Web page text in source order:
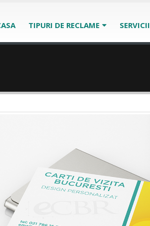
TIPURI DE RECLAME SERVICII